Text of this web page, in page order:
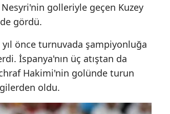
Muş
Nevşehir
Niğde
golleriyle geçen Kuzey
gördü.
yıl önce turnuvada şampiyonluğa
İspanya'nın üç atıştan da
Hakimi'nin golünde turun
oldu.